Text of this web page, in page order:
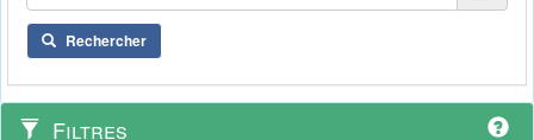
Rechercher
Filtres